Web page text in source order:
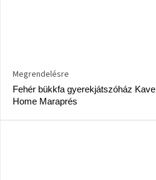
Fehér bükkfa gyerekjátszóház Kave
Home Maraprés
Megrendelésre